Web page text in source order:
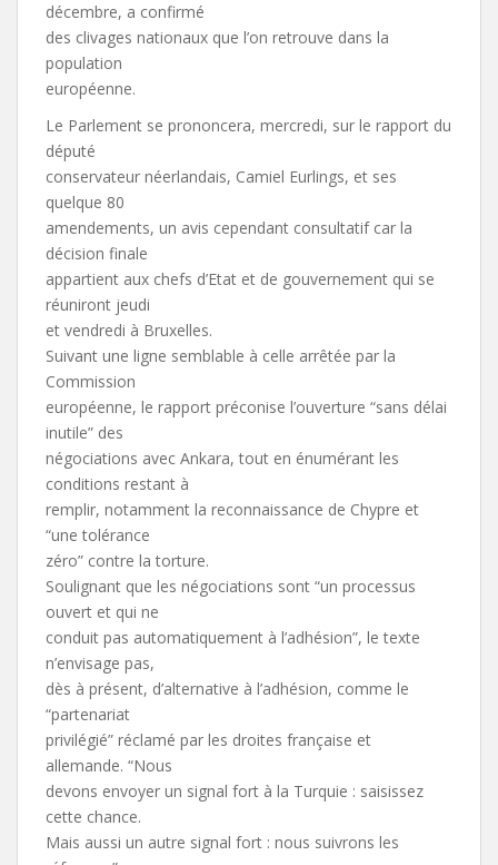
décembre, a confirmé
des clivages nationaux que l’on retrouve dans la
population
européenne.
Le Parlement se prononcera, mercredi, sur le rapport du
député
conservateur néerlandais, Camiel Eurlings, et ses
quelque 80
amendements, un avis cependant consultatif car la
décision finale
appartient aux chefs d’Etat et de gouvernement qui se
réuniront jeudi
et vendredi à Bruxelles.
Suivant une ligne semblable à celle arrêtée par la
Commission
européenne, le rapport préconise l’ouverture “sans délai
inutile” des
négociations avec Ankara, tout en énumérant les
conditions restant à
remplir, notamment la reconnaissance de Chypre et
“une tolérance
zéro” contre la torture.
Soulignant que les négociations sont “un processus
ouvert et qui ne
conduit pas automatiquement à l’adhésion”, le texte
n’envisage pas,
dès à présent, d’alternative à l’adhésion, comme le
“partenariat
privilégié” réclamé par les droites française et
allemande. “Nous
devons envoyer un signal fort à la Turquie : saisissez
cette chance.
Mais aussi un autre signal fort : nous suivrons les